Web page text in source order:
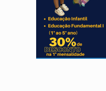
PROCESSO
AGOSTO LILÁS: